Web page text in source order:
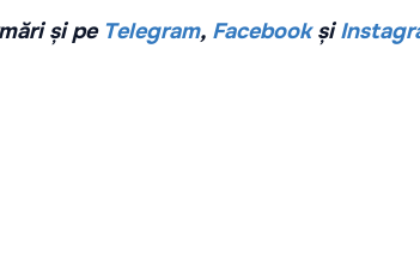
și pe Telegram, Facebook și